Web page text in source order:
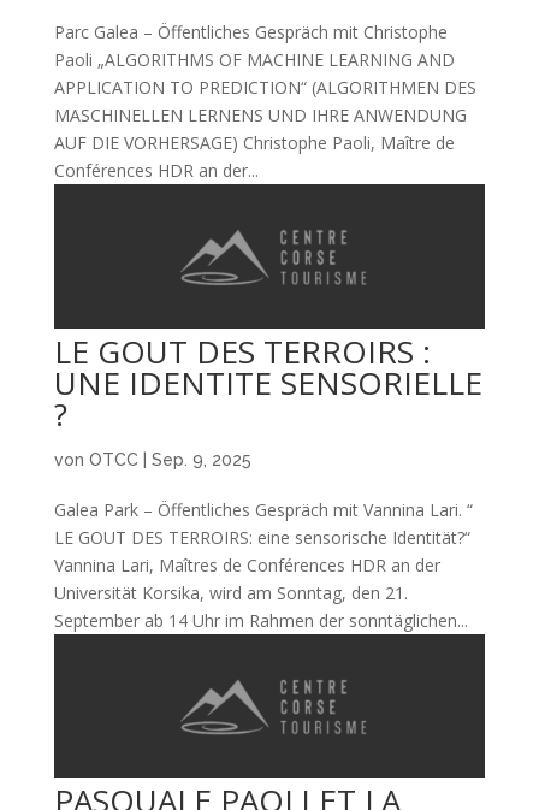
Parc Galea – Öffentliches Gespräch mit Christophe
Paoli „ALGORITHMS OF MACHINE LEARNING AND
APPLICATION TO PREDICTION“ (ALGORITHMEN DES
MASCHINELLEN LERNENS UND IHRE ANWENDUNG
AUF DIE VORHERSAGE) Christophe Paoli, Maître de
Conférences HDR an der...
LE GOUT DES TERROIRS :
UNE IDENTITE SENSORIELLE
?
von OTCC| Sep. 9, 2025
Galea Park – Öffentliches Gespräch mit Vannina Lari. “
LE GOUT DES TERROIRS: eine sensorische Identität?“
Vannina Lari, Maîtres de Conférences HDR an der
Universität Korsika, wird am Sonntag, den 21.
September ab 14 Uhr im Rahmen der sonntäglichen...
PASQUALE PAOLI ET LA